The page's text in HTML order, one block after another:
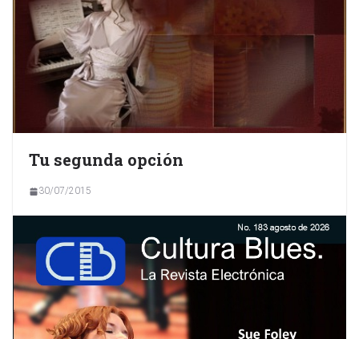
Tu segunda opción
30/07/2015